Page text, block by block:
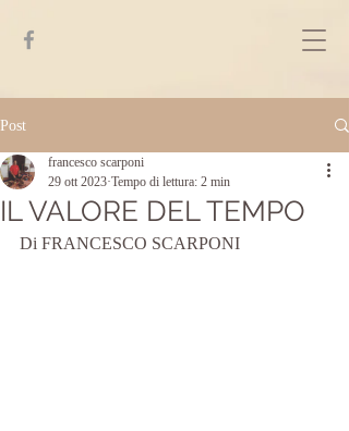
Post
IL VALORE DEL TEMPO
francesco scarponi
29 ott 2023 Tempo di lettura: 2 min
Di FRANCESCO SCARPONI